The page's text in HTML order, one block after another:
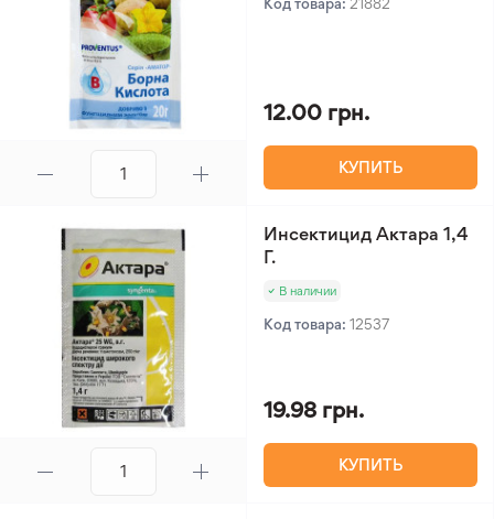
12.00 грн.
КУПИТЬ
Инсектицид Актара 1,4
Г.
В наличии
Код товара: 12537
19.98 грн.
КУПИТЬ